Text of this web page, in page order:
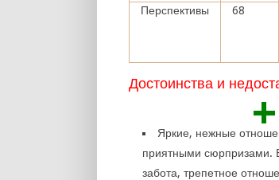
Перспективы
68
Достоинства и
+
Яркие, нежные
приятными сюрпризами.
забота, трепетное